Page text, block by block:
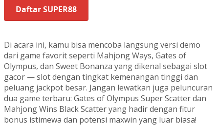
Daftar SUPER88
Di acara ini, kamu bisa mencoba langsung versi demo
dari game favorit seperti Mahjong Ways, Gates of
Olympus, dan Sweet Bonanza yang dikenal sebagai slot
gacor — slot dengan tingkat kemenangan tinggi dan
peluang jackpot besar. Jangan lewatkan juga peluncuran
dua game terbaru: Gates of Olympus Super Scatter dan
Mahjong Wins Black Scatter yang hadir dengan fitur
bonus istimewa dan potensi maxwin yang luar biasa!